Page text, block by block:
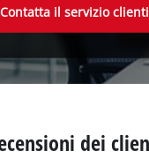
Contatta il servizio clienti
dei